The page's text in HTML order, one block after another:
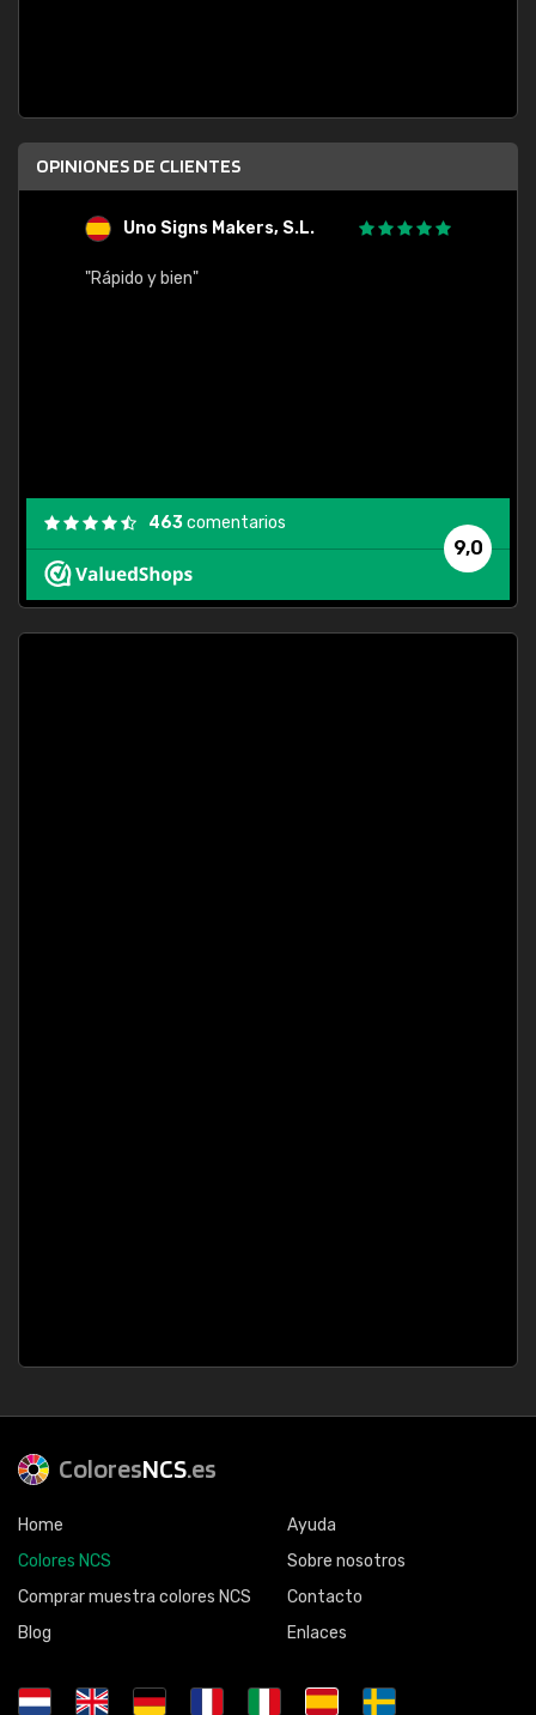
OPINIONES DE CLIENTES
Uno Signs Makers, S.L.
"Rápido y bien"
9,0
463comentarios
ColoresNCS.es
Home
Colores NCS
Comprar muestra colores NCS
Blog
Ayuda
Sobre nosotros
Contacto
Enlaces